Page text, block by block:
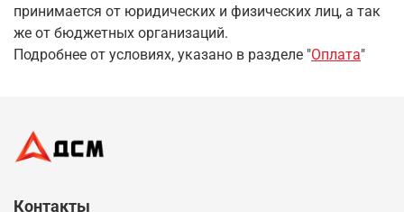
принимается от юридических и физических лиц, а так
же от бюджетных организаций.
Подробнее от условиях, указано в разделе "Оплата"
Контакты